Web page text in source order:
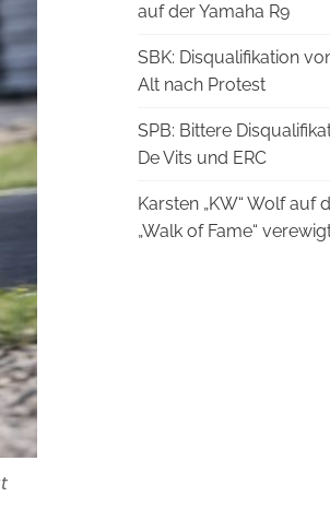
auf der Yamaha R9
SBK: Disqualifikation
Alt nach Protest
SPB: Bittere
De Vits und ERC
Karsten „KW“ Wolf auf
„Walk of Fame“